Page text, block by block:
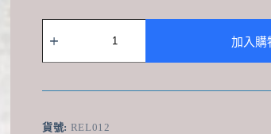
灣
緩
效
加入購
貨號: REL012